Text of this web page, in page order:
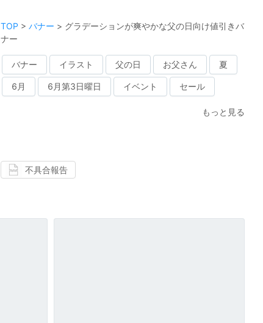
TOP > バナー > グラデーションが爽やかな父の日向け値引きバ
ナー
バナー イラスト 父の日 お父さん 夏
6月 6月第3日曜日 イベント セール
もっと見る
不具合報告